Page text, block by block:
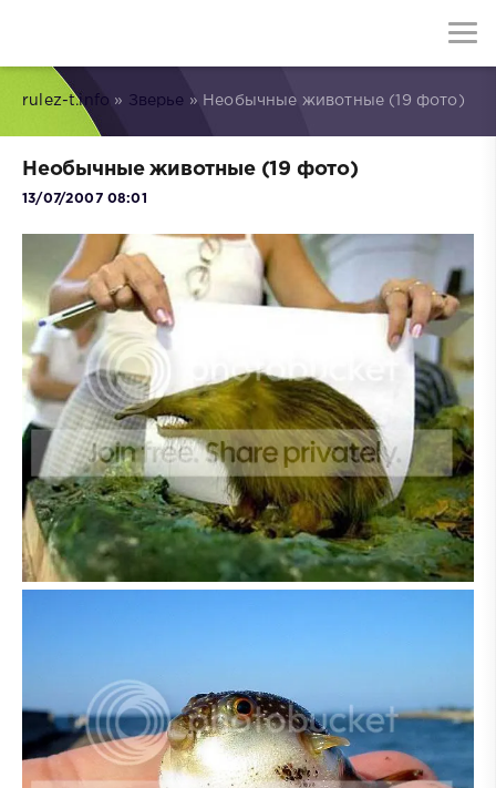
rulez-t.info » Зверье » Необычные животные (19 фото)
Необычные животные (19 фото)
13/07/2007 08:01